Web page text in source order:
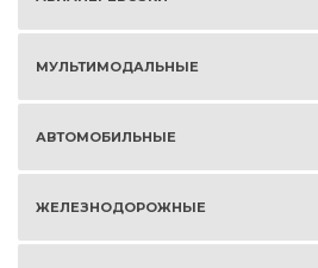
МУЛЬТИМОДАЛЬНЫЕ
АВТОМОБИЛЬНЫЕ
ЖЕЛЕЗНОДОРОЖНЫЕ